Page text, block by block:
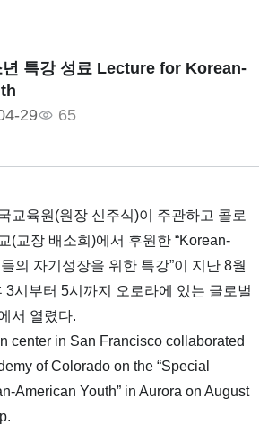
년 특강 성료 Lecture for Korean-
29 65
교육원(원장 신주식)이 주관하고 콜로
(교장 배소희)에서 후원한 “Korean-
의 자기성장을 위한 특강”이 지난 8월
3시부터 5시까지 오로라에 있는 글로벌
서 열렸다.
center in San Francisco collaborated
of Colorado on the “Special
American Youth” in Aurora on August